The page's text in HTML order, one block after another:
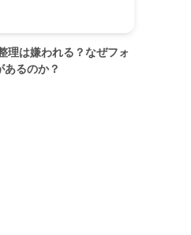
理は嫌われる？なぜフォ
あるのか？